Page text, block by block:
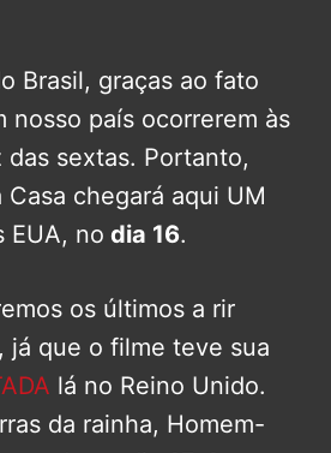
Brasil, graças ao fato
nosso país ocorrerem às
sextas. Portanto,
Casa chegará aqui UM
EUA, no dia 16.
os últimos a rir
já que o filme teve sua
lá no Reino Unido.
da rainha, Homem-